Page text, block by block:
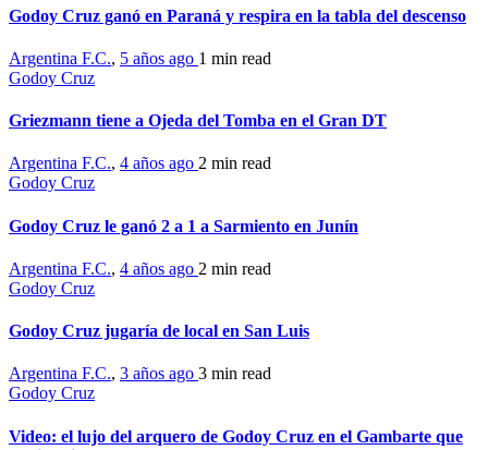
Godoy Cruz ganó en Paraná y respira en la tabla del descenso
Argentina F.C., 5 años ago 1 min read
Godoy Cruz
Griezmann tiene a Ojeda del Tomba en el Gran DT
Argentina F.C., 4 años ago 2 min read
Godoy Cruz
Godoy Cruz le ganó 2 a 1 a Sarmiento en Junín
Argentina F.C., 4 años ago 2 min read
Godoy Cruz
Godoy Cruz jugaría de local en San Luis
Argentina F.C., 3 años ago 3 min read
Godoy Cruz
Video: el lujo del arquero de Godoy Cruz en el Gambarte que